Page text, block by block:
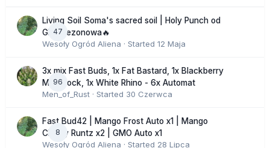
47
Living Soil Soma's sacred soil | Holy Punch od
GHS sezonowa🔥
Wesoły Ogród Aliena · Started 12 Maja
96
3x mix Fast Buds, 1x Fat Bastard, 1x Blackberry
Moonrock, 1x White Rhino - 6x Automat
Men_of_Rust · Started 30 Czerwca
8
Fast Bud42 | Mango Frost Auto x1 | Mango
Cherry Runtz x2 | GMO Auto x1
Wesoły Ogród Aliena · Started 28 Lipca